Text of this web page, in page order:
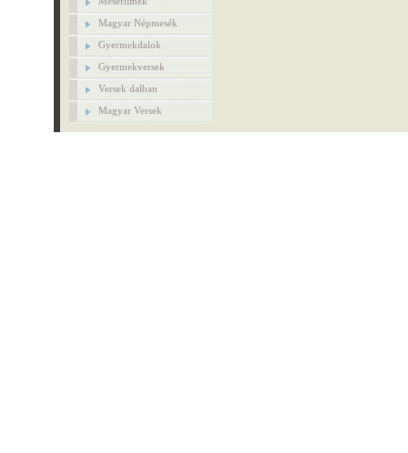
Magyar Népmesék
Gyermekdalok
Gyermekversek
Versek dalban
Magyar Versek